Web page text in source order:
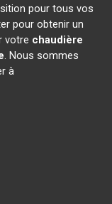
pour tous vos
pour obtenir un
votre chaudière
. Nous sommes
à